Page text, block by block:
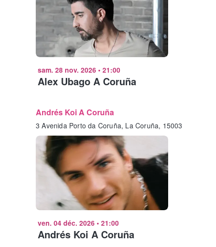
sam. 28 nov. 2026 • 21:00
Alex Ubago A Coruña
Andrés Koi A Coruña
3 Avenida Porto da Coruña, La Coruña, 15003
ven. 04 déc. 2026 • 21:00
Andrés Koi A Coruña